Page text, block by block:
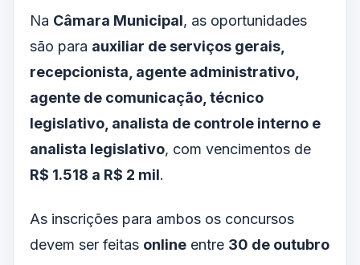
Na Câmara Municipal, as oportunidades
são para auxiliar de serviços gerais,
recepcionista, agente administrativo,
agente de comunicação, técnico
legislativo, analista de controle interno e
analista legislativo, com vencimentos de
R$ 1.518 a R$ 2 mil.
As inscrições para ambos os concursos
devem ser feitas online entre 30 de outubro